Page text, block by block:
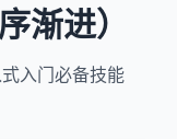
渐进）
入门必备技能